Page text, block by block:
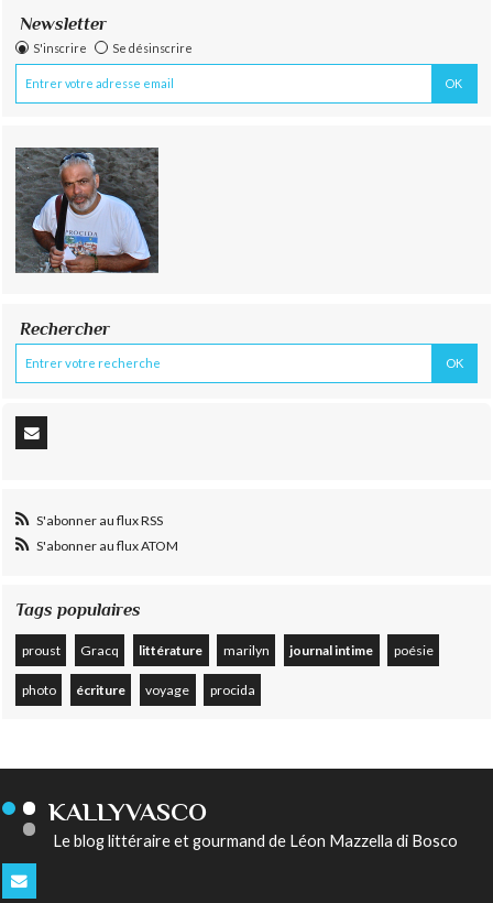
Newsletter
S'inscrire Se désinscrire
Rechercher
S'abonner au flux RSS
S'abonner au flux ATOM
Tags populaires
proust Gracq littérature marilyn journal intime poésie
photo écriture voyage procida
KALLYVASCO
Le blog littéraire et gourmand de Léon Mazzella di Bosco